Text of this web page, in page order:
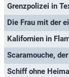
Grenzpolizei in
Die Frau mit der
Kalifornien in
Scaramouche,
Schiff ohne